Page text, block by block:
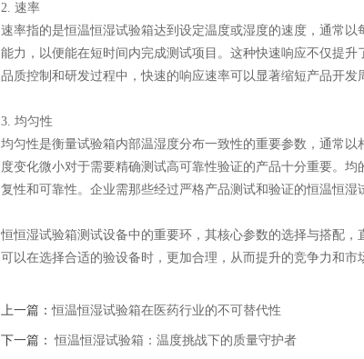
2. 速率
速率指的是恒温恒湿试验箱达到设定温度或湿度的速度，通常
能力，以便能在短时间内完成测试项目。这种快速响应不仅提
品质控制和研发过程中，快速的响应速率可以显著缩短产品开发
3. 均匀性
均匀性是衡量试验箱内部温湿度分布一致性的重要参数，通常
度变化微小对于需要精确测试高可靠性验证的产品十分重要。
复性和可靠性。企业需那些经过严格产品测试和验证的恒温恒
恒恒湿试验箱测试设备中的重要环，其核心参数的选择与搭配
可以在选择合适的验设备时，更加合理，从而提升的竞争力和
上一篇：恒温恒湿试验箱在医药行业的不可替代性
下一篇： 恒温恒湿试验箱：温度挑战下的质量守护者